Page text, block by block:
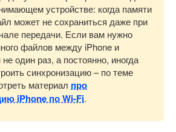
устройстве: когда памяти
может не сохраниться даже при
передачи. Если вам нужно
файлов между iPhone и
один раз, а постоянно, иногда
синхронизацию – по теме
материал про
iPhone по Wi-Fi.